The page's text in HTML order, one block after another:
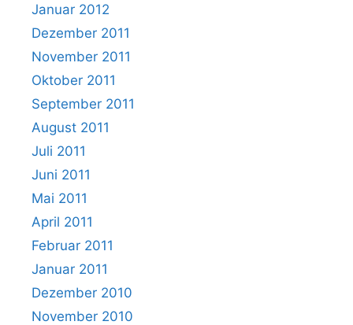
Januar 2012
Dezember 2011
November 2011
Oktober 2011
September 2011
August 2011
Juli 2011
Juni 2011
Mai 2011
April 2011
Februar 2011
Januar 2011
Dezember 2010
November 2010